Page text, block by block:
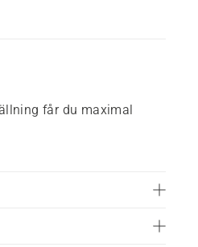
får du maximal